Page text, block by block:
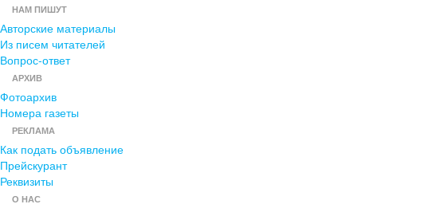
НАМ ПИШУТ
Авторские материалы
Из писем читателей
Вопрос-ответ
АРХИВ
Фотоархив
Номера газеты
РЕКЛАМА
Как подать объявление
Прейскурант
Реквизиты
О НАС